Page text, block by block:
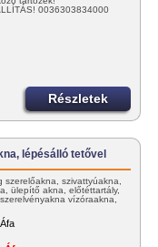
0036303834000
Részletek
lépésálló tetővel
szerelőakna, szivattyúakna,
ülepítő akna, előtéttartály,
vízóraakna,